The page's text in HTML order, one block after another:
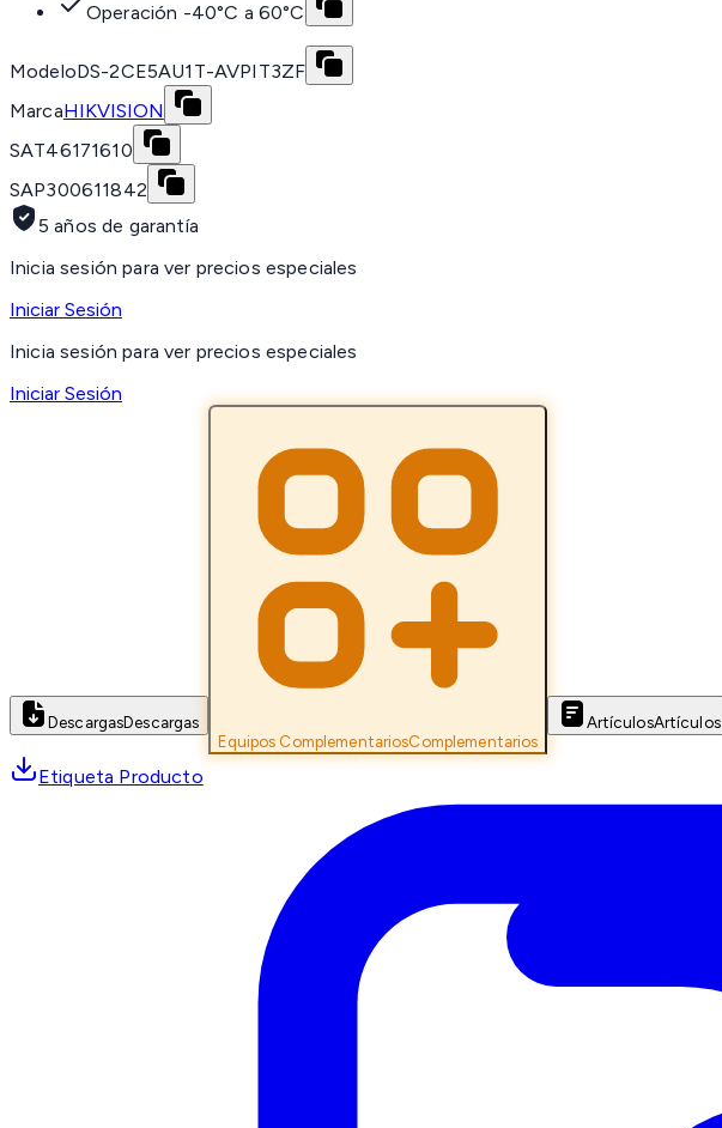
Operación -40°C a 60°C
ModeloDS-2CE5AU1T-AVPIT3ZF
MarcaHIKVISION
SAT46171610
SAP300611842
5 años de garantía
Inicia sesión para ver precios especiales
Iniciar Sesión
Inicia sesión para ver precios especiales
Iniciar Sesión
DescargasDescargas
Equipos ComplementariosComplementarios
ArtículosArtículos
Etiqueta Producto